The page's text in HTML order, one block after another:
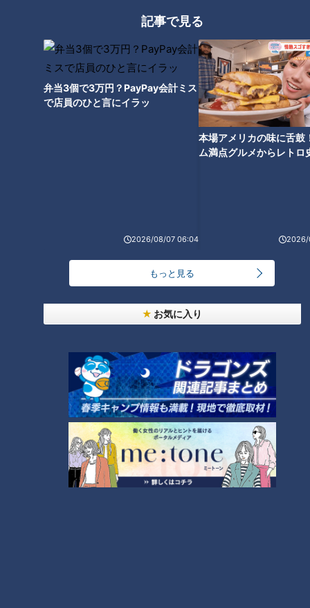
記事で見る
弁当3個で3万円？PayPay会計ミス
で店員のひと言にイラッ
2026/08/07 06:04
本場アメリカの味に舌鼓
ム満点グルメからレトロ
2026/
もっと見る
お気に入り
たとえば、「休日は美術館巡りをしています」と書かれていれ
ば、穏やかで落ち着いた人柄を想像しますし、「最近は山登り
にハマっています」とあれば、活動的で明るい雰囲気を感じる
かもしれません。
ほんの少しの情報があるだけで、相手がどんなリズムで日々を
過ごしているのか、その輪郭は自然と膨らんでいくのです。
佐藤さんは、婚活においてプロフィールの中でも、特に「自己
PR文章」にこそ、この“最初の情報の大切さ”が如実に表れる
のだと力強く語ります。
プロフィールに記載する内容としては、住所(都道府県のみ)・
最終学歴・年収・アピールしたいことなどの限られた情報で
す。実際には、会う前の段階でこれらの情報だけをもとに判断